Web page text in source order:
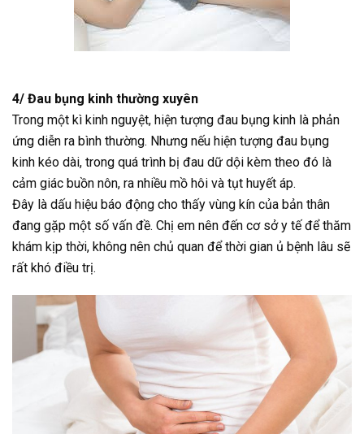
4/ Đau bụng kinh thường xuyên
Trong một kì kinh nguyệt, hiện tượng đau bụng kinh là phản
ứng diễn ra bình thường. Nhưng nếu hiện tượng đau bụng
kinh kéo dài, trong quá trình bị đau dữ dội kèm theo đó là
cảm giác buồn nôn, ra nhiều mồ hôi và tụt huyết áp.
Đây là dấu hiệu báo động cho thấy vùng kín của bản thân
đang gặp một số vấn đề. Chị em nên đến cơ sở y tế để thăm
khám kịp thời, không nên chủ quan để thời gian ủ bệnh lâu sẽ
rất khó điều trị.